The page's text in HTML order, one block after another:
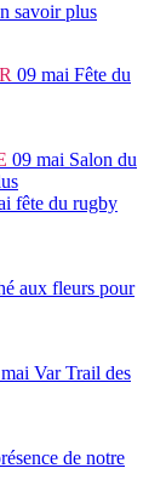
savoir plus
09 mai Fête du
09 mai Salon du
fête du rugby
aux fleurs pour
Var Trail des
de notre